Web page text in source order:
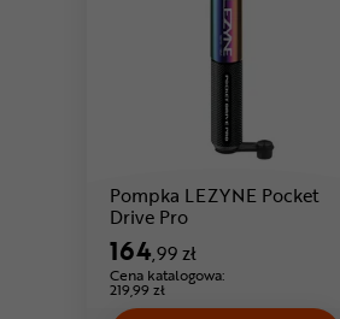
Pompka LEZYNE Pocket
Drive Pro
164,99 zł
Cena katalogowa:
219,99 zł